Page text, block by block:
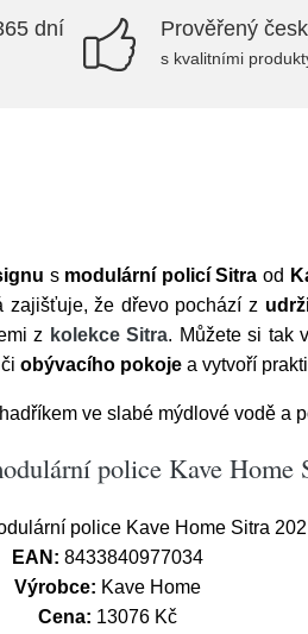
dní Prověřený
s kvalitními
s modulární policí Sitra od
zajišťuje, že dřevo pochází z
z kolekce Sitra. Můžete si tak
či obývacího pokoje a vytvoří
ve slabé mýdlové vodě a
police Kave Home
police Kave Home Sitra
EAN: 8433840977034
Výrobce: Kave Home
Cena: 13076 Kč